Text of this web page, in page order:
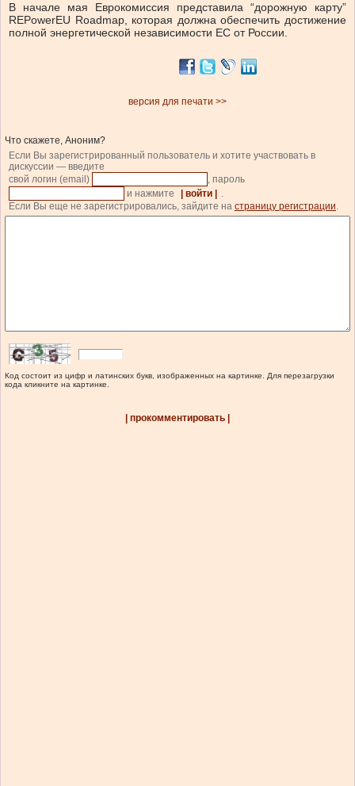
В начале мая Еврокомиссия представила “дорожную карту”
REPowerEU Roadmap, которая должна обеспечить достижение
полной энергетической независимости ЕС от России.
версия для печати >>
Что скажете, Аноним?
Если Вы зарегистрированный пользователь и хотите участвовать в
дискуссии — введите
свой логин (email)
, пароль
и нажмите
| войти |
.
Если Вы еще не зарегистрировались, зайдите на страницу регистрации.
Код состоит из цифр и латинских букв, изображенных на картинке. Для перезагрузки
кода кликните на картинке.
| прокомментировать |